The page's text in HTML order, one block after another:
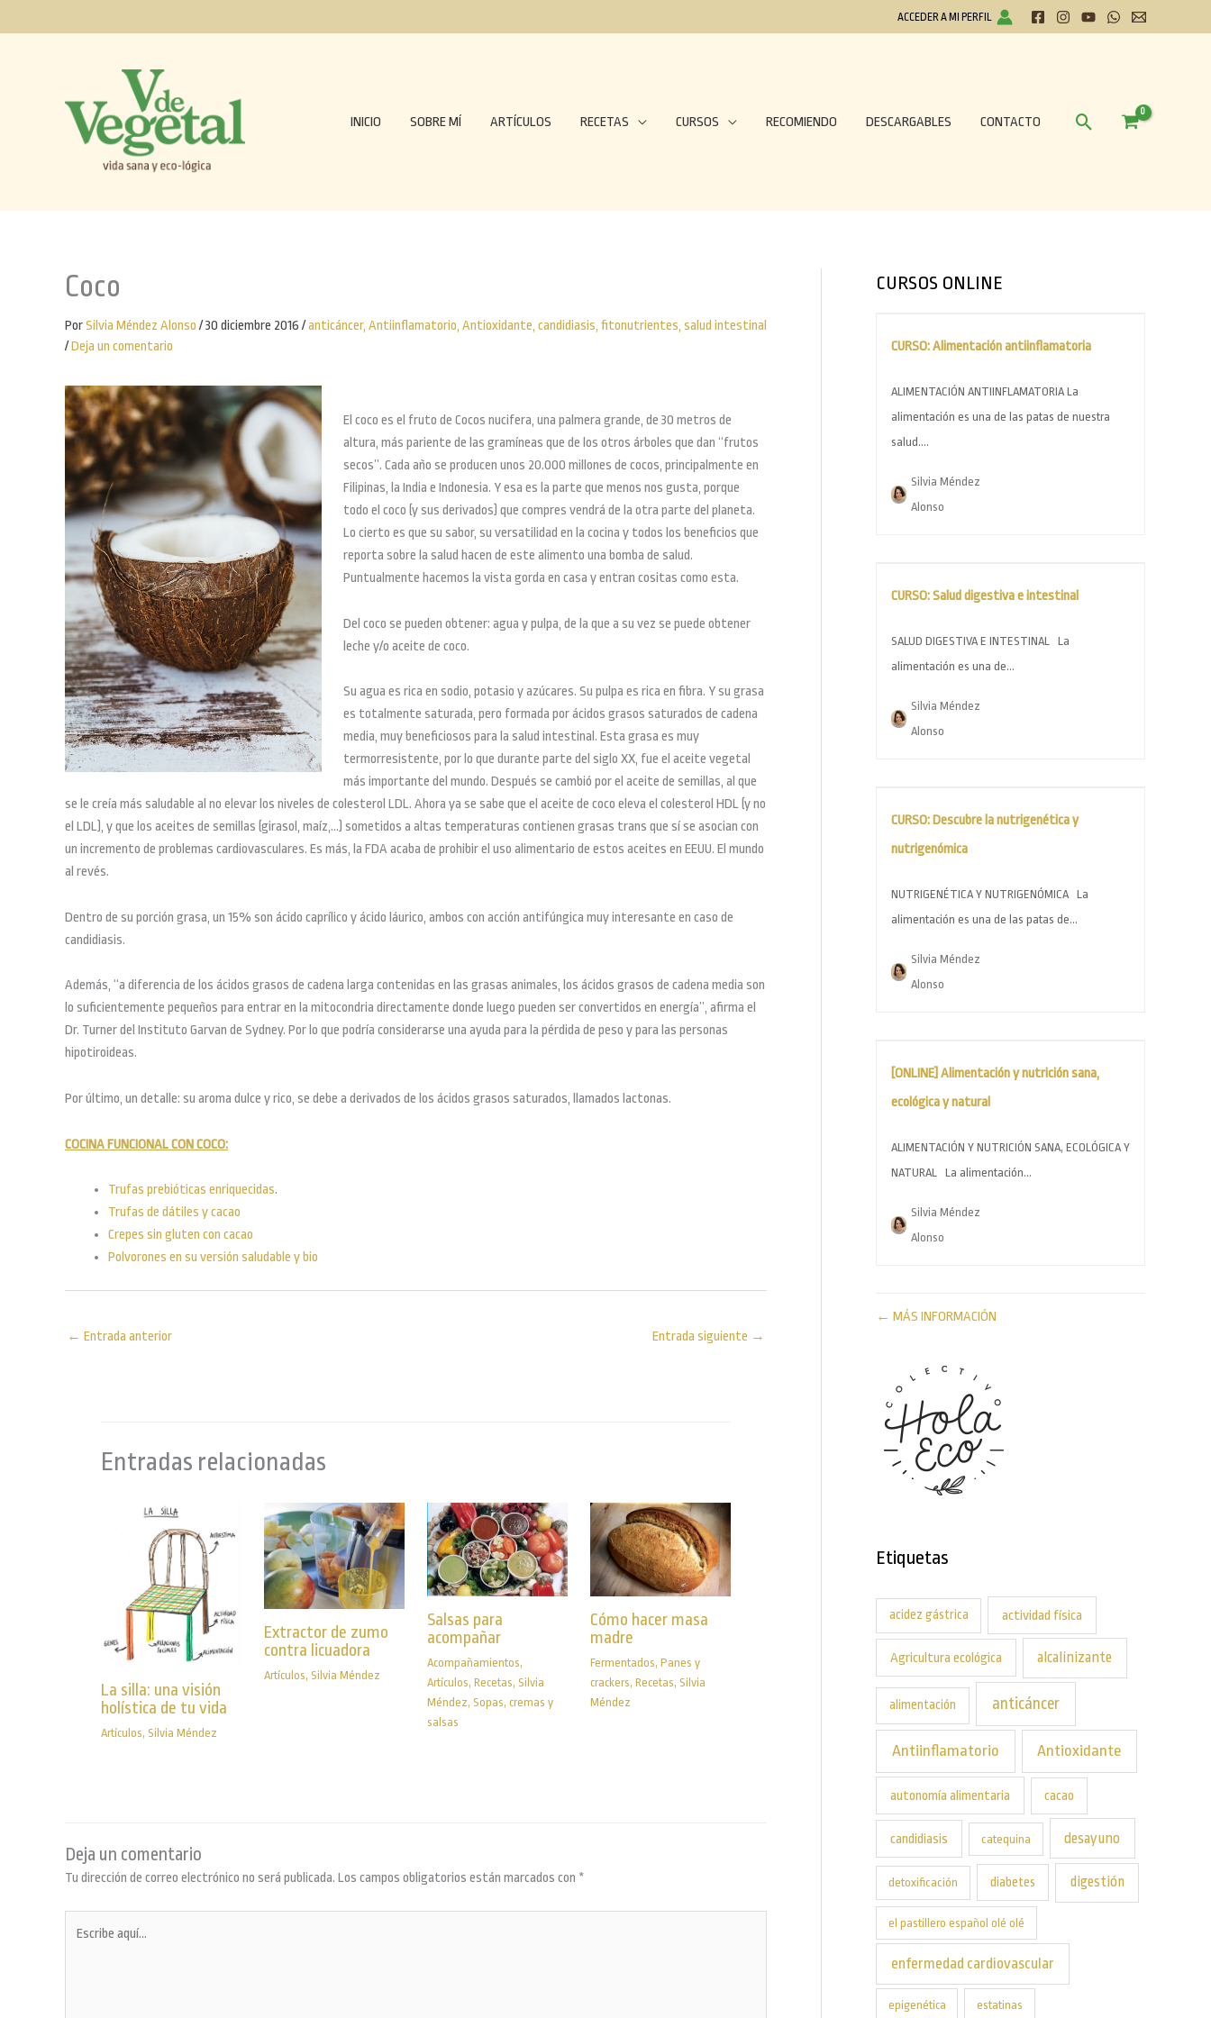
al
ACCEDER A MI PERFIL
INICIO SOBRE MÍ ARTÍCULOS RECETAS CURSOS RECOMIENDO DESCARGABLES CONTACTO Buscar
Coco
PorSilvia Méndez Alonso /30 diciembre 2016 /anticáncer, Antiinflamatorio, Antioxidante, candidiasis, fitonutrientes, salud intestinal
/Deja un comentario
El coco es el fruto de Cocos nucifera, una palmera grande, de 30 metros de
altura, más pariente de las gramíneas que de los otros árboles que dan “frutos
secos”. Cada año se producen unos 20.000 millones de cocos, principalmente en
Filipinas, la India e Indonesia. Y esa es la parte que menos nos gusta, porque
todo el coco (y sus derivados) que compres vendrá de la otra parte del planeta.
Lo cierto es que su sabor, su versatilidad en la cocina y todos los beneficios que
reporta sobre la salud hacen de este alimento una bomba de salud.
Puntualmente hacemos la vista gorda en casa y entran cositas como esta.
Del coco se pueden obtener: agua y pulpa, de la que a su vez se puede obtener
leche y/o aceite de coco.
Su agua es rica en sodio, potasio y azúcares. Su pulpa es rica en fibra. Y su grasa
es totalmente saturada, pero formada por ácidos grasos saturados de cadena
media, muy beneficiosos para la salud intestinal. Esta grasa es muy
termorresistente, por lo que durante parte del siglo XX, fue el aceite vegetal
más importante del mundo. Después se cambió por el aceite de semillas, al que
se le creía más saludable al no elevar los niveles de colesterol LDL. Ahora ya se sabe que el aceite de coco eleva el colesterol HDL (y no
el LDL), y que los aceites de semillas (girasol, maíz,…) sometidos a altas temperaturas contienen grasas trans que sí se asocian con
un incremento de problemas cardiovasculares. Es más, la FDA acaba de prohibir el uso alimentario de estos aceites en EEUU. El mundo
al revés.
Dentro de su porción grasa, un 15% son ácido caprílico y ácido láurico, ambos con acción antifúngica muy interesante en caso de
candidiasis.
Además, “a diferencia de los ácidos grasos de cadena larga contenidas en las grasas animales, los ácidos grasos de cadena media son
lo suficientemente pequeños para entrar en la mitocondria directamente donde luego pueden ser convertidos en energía”, afirma el
Dr. Turner del Instituto Garvan de Sydney. Por lo que podría considerarse una ayuda para la pérdida de peso y para las personas
hipotiroideas.
Por último, un detalle: su aroma dulce y rico, se debe a derivados de los ácidos grasos saturados, llamados lactonas.
COCINA FUNCIONAL CON COCO:
Trufas prebióticas enriquecidas.
Trufas de dátiles y cacao
Crepes sin gluten con cacao
Polvorones en su versión saludable y bio
← Entrada anterior Entrada siguiente →
Entradas relacionadas
La silla: una visión
holística de tu vida
Artículos, Silvia Méndez
Extractor de zumo
contra licuadora
Artículos, Silvia Méndez
Salsas para
acompañar
Acompañamientos,
Artículos, Recetas, Silvia
Méndez, Sopas, cremas y
salsas
Cómo hacer masa
madre
Fermentados, Panes y
crackers, Recetas, Silvia
Méndez
Deja un comentario
Tu dirección de correo electrónico no será publicada. Los campos obligatorios están marcados con *
CURSOS ONLINE
CURSO: Alimentación antiinflamatoria
ALIMENTACIÓN ANTIINFLAMATORIA La
alimentación es una de las patas de nuestra
salud....
Silvia Méndez
Alonso
CURSO: Salud digestiva e intestinal
SALUD DIGESTIVA E INTESTINAL La
alimentación es una de...
Silvia Méndez
Alonso
CURSO: Descubre la nutrigenética y
nutrigenómica
NUTRIGENÉTICA Y NUTRIGENÓMICA La
alimentación es una de las patas de...
Silvia Méndez
Alonso
[ONLINE] Alimentación y nutrición sana,
ecológica y natural
ALIMENTACIÓN Y NUTRICIÓN SANA, ECOLÓGICA Y
NATURAL La alimentación...
Silvia Méndez
Alonso
MÁS INFORMACIÓN
Etiquetas
acidez gástrica actividad física
Agricultura ecológica alcalinizante
alimentación anticáncer
Antiinflamatorio Antioxidante
autonomía alimentaria cacao
candidiasis catequina desayuno
detoxificación diabetes digestión
el pastillero español olé olé
enfermedad cardiovascular
epigenética estatinas